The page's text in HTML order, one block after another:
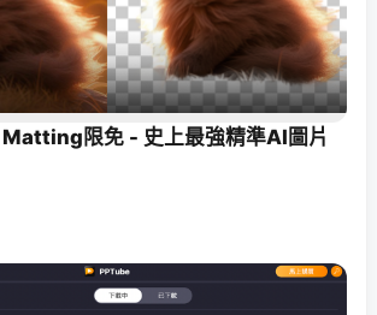
限免 - 史上最強精準AI圖片